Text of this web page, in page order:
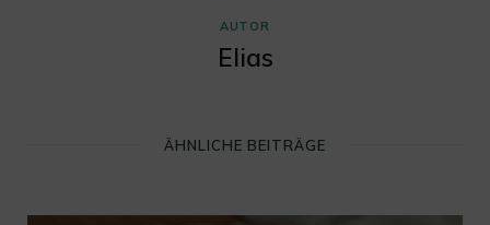
AUTOR
Elias
ÄHNLICHE BEITRÄGE